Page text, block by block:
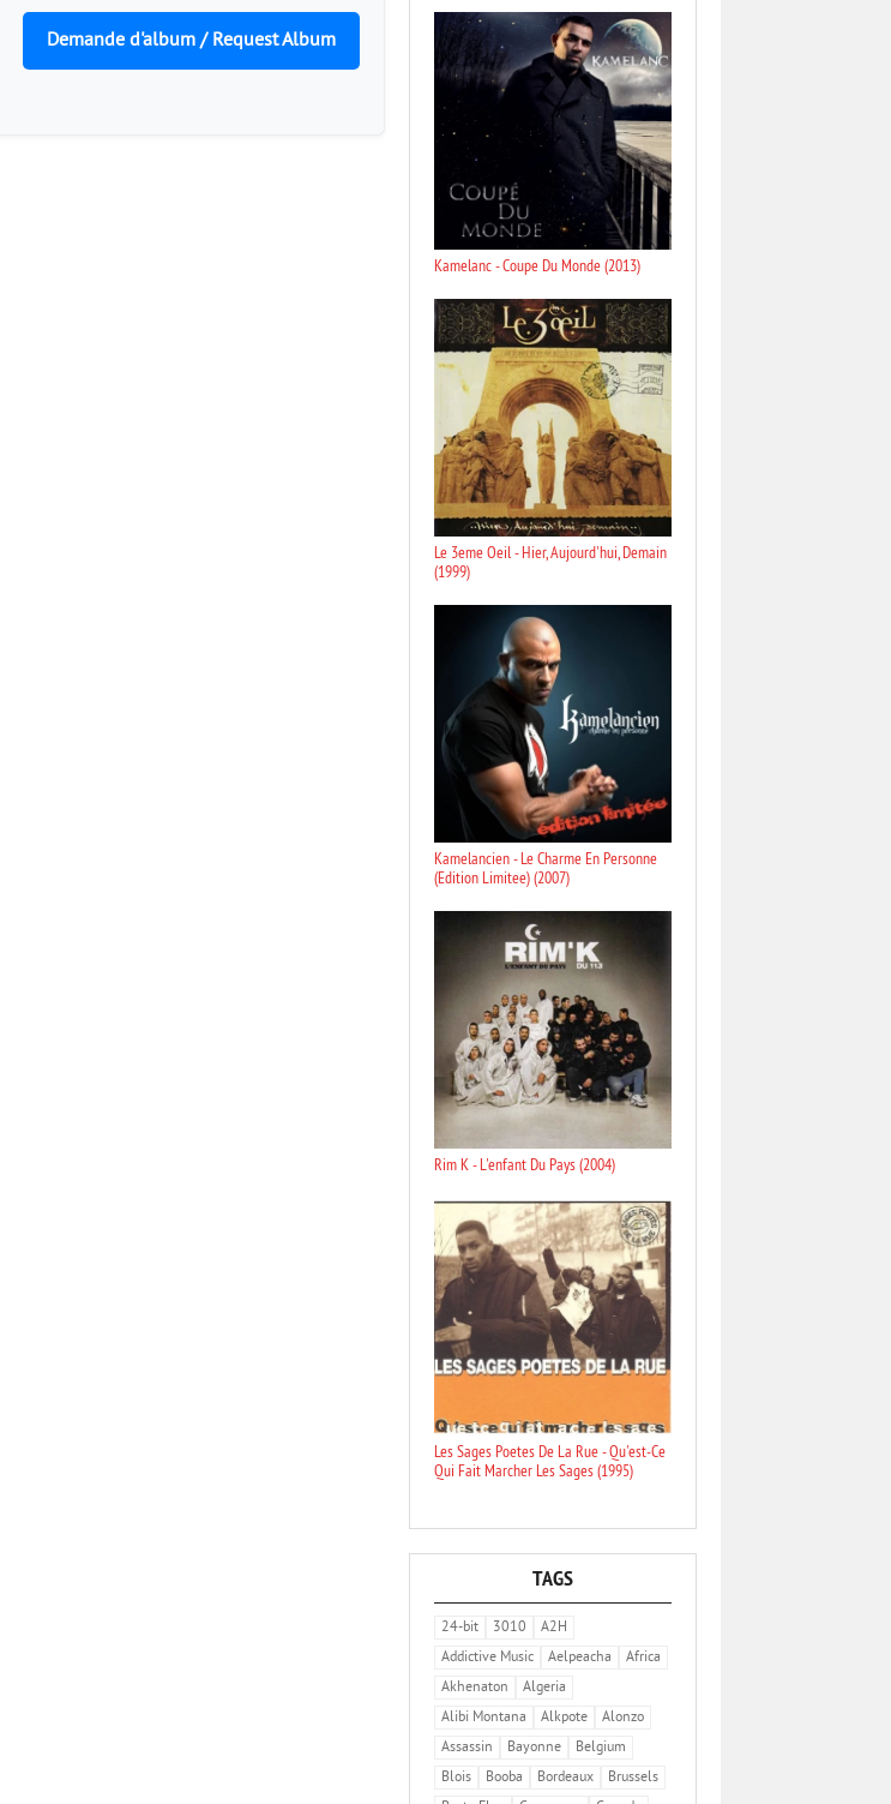
Demande d'album / Request Album
Kamelanc - Coupe Du Monde (2013)
Le 3eme Oeil - Hier, Aujourd'hui, Demain
(1999)
Kamelancien - Le Charme En Personne
(Edition Limitee) (2007)
Rim K - L'enfant Du Pays (2004)
Les Sages Poetes De La Rue - Qu'est-Ce
Qui Fait Marcher Les Sages (1995)
TAGS
24-bit 3010
A2H
Addictive Music
Aelpeacha
Africa
Akhenaton
Algeria
Alibi Montana
Alkpote
Alonzo
Assassin
Bayonne
Belgium
Blois
Booba Bordeaux
Brussels